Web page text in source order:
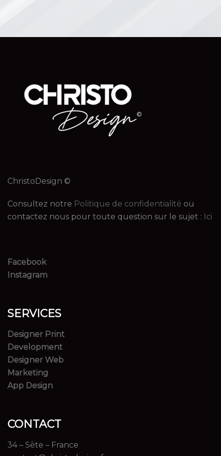
ChristoDesign ©
Consultez notre Politique de confidentialité ou
contactez nous pour toute question sur le sujet : Ici
Facebook
Instagram
SERVICES
Designer Print
Development
Designer Web
Marketing
App Design
CONTACT
34 – Sète – France